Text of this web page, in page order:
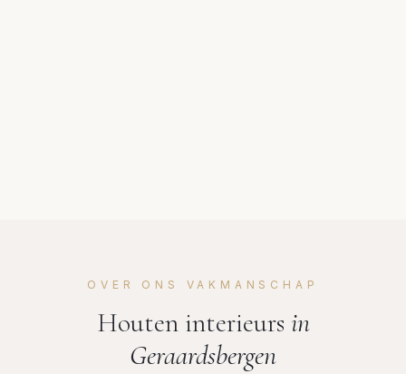
OVER ONS VAKMANSCHAP
Houten interieurs in
Geraardsbergen